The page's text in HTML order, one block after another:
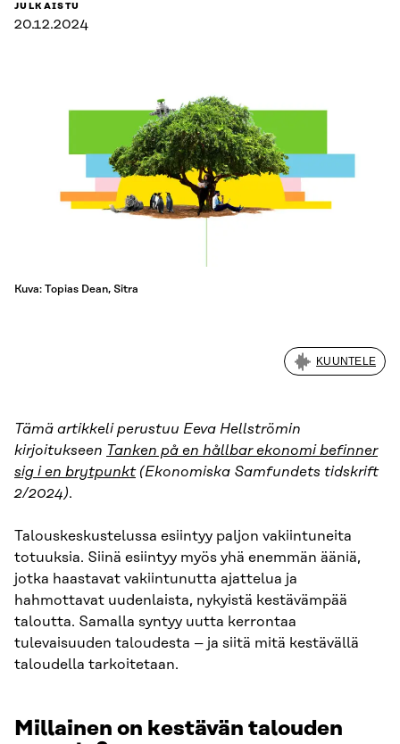
JULKAISTU
20.12.2024
Kuva: Topias Dean, Sitra
KUUNTELE
Tämä artikkeli perustuu Eeva Hellströmin
kirjoitukseen Tanken på en hållbar ekonomi befinner
sig i en brytpunkt(Ekonomiska Samfundets tidskrift
2/2024).
Talouskeskustelussa esiintyy paljon vakiintuneita
totuuksia. Siinä esiintyy myös yhä enemmän ääniä,
jotka haastavat vakiintunutta ajattelua ja
hahmottavat uudenlaista, nykyistä kestävämpää
taloutta. Samalla syntyy uutta kerrontaa
tulevaisuuden taloudesta – ja siitä mitä kestävällä
taloudella tarkoitetaan.
Millainen on kestävän talouden